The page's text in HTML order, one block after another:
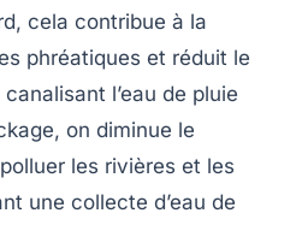
cela contribue à la
phréatiques et réduit le
l’eau de pluie
on diminue le
les rivières et les
une collecte d’eau de